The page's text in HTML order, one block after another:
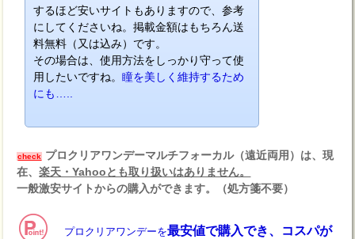
するほど安いサイトもありますので、参考
にしてくださいね。掲載金額はもちろん送
料無料（又は込み）です。
その場合は、使用方法をしっかり守って使
用したいですね。瞳を美しく維持するため
にも…..
check
プロクリアワンデーマルチフォーカル（遠近両用）は、現
在、楽天・Yahooとも取り扱いはありません。
一般激安サイトからの購入ができます。（処方箋不要）
プロクリアワンデーを最安値で購入でき、コスパが